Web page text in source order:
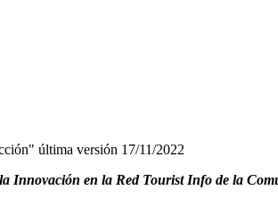
última versión 17/11/2022
Innovación en la Red Tourist Info de la